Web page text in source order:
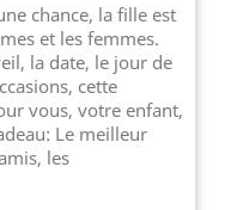
chance, la fille est
et les femmes.
la date, le jour de
cette
vous, votre enfant,
Le meilleur
les